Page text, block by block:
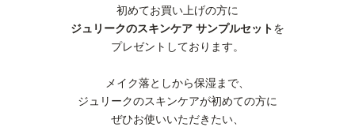
初めてお買い上げの方に
ジュリークのスキンケア サンプルセットを
プレゼントしております。
メイク落としから保湿まで、
ジュリークのスキンケアが初めての方に
ぜひお使いいただきたい、